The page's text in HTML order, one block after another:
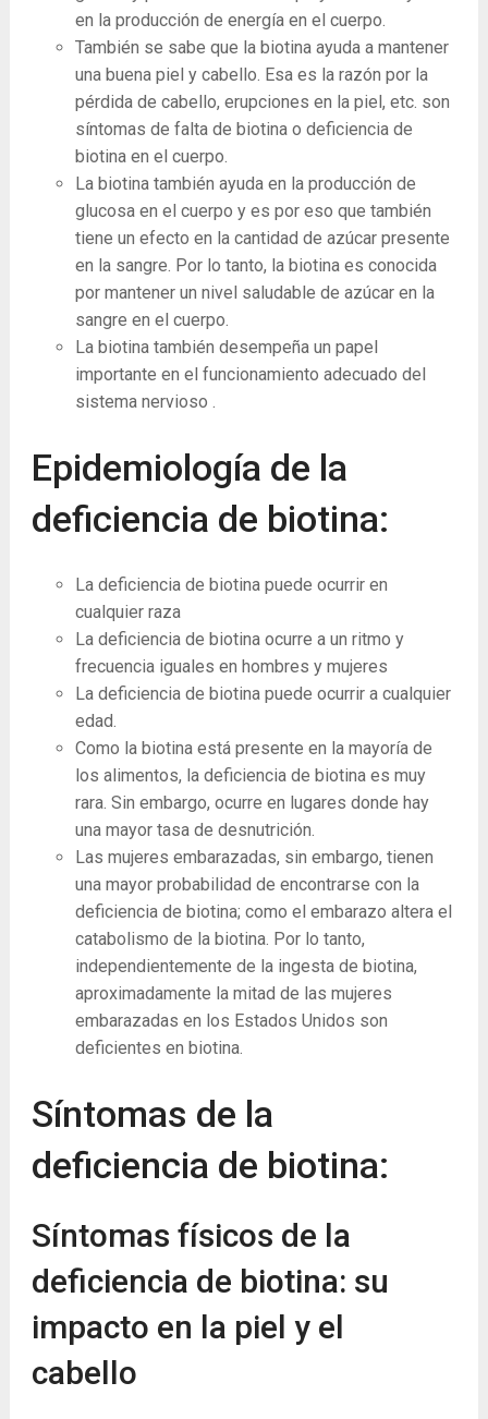
en la producción de energía en el cuerpo.
También se sabe que la biotina ayuda a mantener
una buena piel y cabello. Esa es la razón por la
pérdida de cabello, erupciones en la piel, etc. son
síntomas de falta de biotina o deficiencia de
biotina en el cuerpo.
La biotina también ayuda en la producción de
glucosa en el cuerpo y es por eso que también
tiene un efecto en la cantidad de azúcar presente
en la sangre. Por lo tanto, la biotina es conocida
por mantener un nivel saludable de azúcar en la
sangre en el cuerpo.
La biotina también desempeña un papel
importante en el funcionamiento adecuado del
sistema nervioso .
Epidemiología de la
deficiencia de biotina:
La deficiencia de biotina puede ocurrir en
cualquier raza
La deficiencia de biotina ocurre a un ritmo y
frecuencia iguales en hombres y mujeres
La deficiencia de biotina puede ocurrir a cualquier
edad.
Como la biotina está presente en la mayoría de
los alimentos, la deficiencia de biotina es muy
rara. Sin embargo, ocurre en lugares donde hay
una mayor tasa de desnutrición.
Las mujeres embarazadas, sin embargo, tienen
una mayor probabilidad de encontrarse con la
deficiencia de biotina; como el embarazo altera el
catabolismo de la biotina. Por lo tanto,
independientemente de la ingesta de biotina,
aproximadamente la mitad de las mujeres
embarazadas en los Estados Unidos son
deficientes en biotina.
Síntomas de la
deficiencia de biotina:
Síntomas físicos de la
deficiencia de biotina: su
impacto en la piel y el
cabello